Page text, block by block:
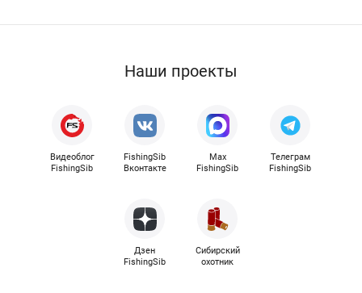
Наши проекты
Видеоблог
FishingSib
FishingSib
Вконтакте
Max
FishingSib
Телеграм
FishingSib
Дзен
FishingSib
Сибирский
охотник